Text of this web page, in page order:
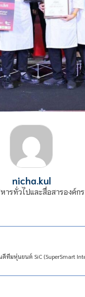
nicha.kul
ารทั่วไปและสื่อสารองค์กร